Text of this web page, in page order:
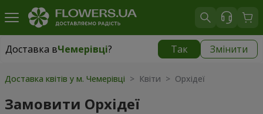
Доставка вЧемерівці? Так Змінити
Доставка вЧемерівці|
Доставка квітів у м. Чемерівці > Квіти > Орхідеї
Замовити Орхідеї